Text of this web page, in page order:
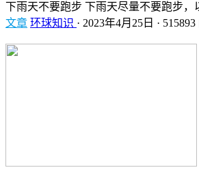
下雨天不要跑步 下雨天尽量不要跑步
文章 环球知识 · 2023年4月25日 ·